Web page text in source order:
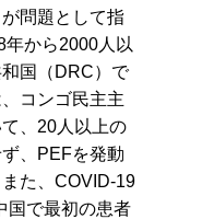
問題として指
から2000人以
和国（DRC）で
コンゴ民主主
、20人以上の
、PEFを発動
た、COVID-19
国で最初の患者